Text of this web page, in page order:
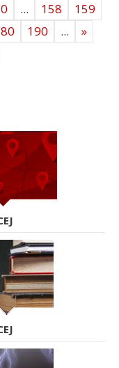
... 158
159
190 ...
»